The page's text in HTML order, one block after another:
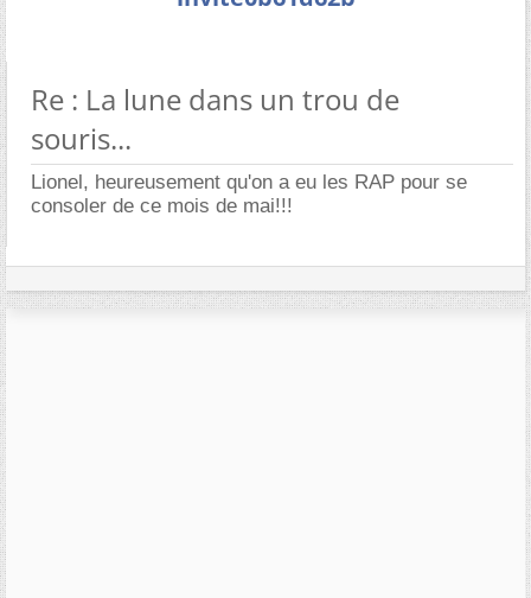
Re : La lune dans un trou de
souris...
Lionel, heureusement qu'on a eu les RAP pour se
consoler de ce mois de mai!!!